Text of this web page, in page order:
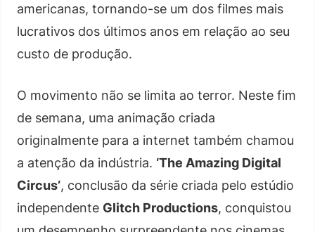
americanas, tornando-se um dos filmes mais
lucrativos dos últimos anos em relação ao seu
custo de produção.
O movimento não se limita ao terror. Neste fim
de semana, uma animação criada
originalmente para a internet também chamou
a atenção da indústria. ‘The Amazing Digital
Circus’, conclusão da série criada pelo estúdio
independente Glitch Productions, conquistou